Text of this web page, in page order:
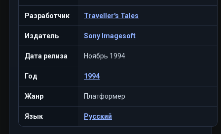
Разработчик Traveller's Tales
Издатель Sony Imagesoft
Дата релиза Ноябрь 1994
Год 1994
Жанр Платформер
Язык Русский